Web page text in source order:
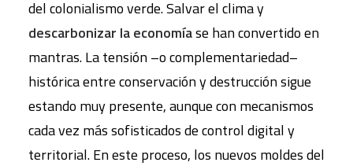
del colonialismo verde. Salvar el clima y
descarbonizar la economíase han convertido en
mantras. La tensión –o complementariedad–
histórica entre conservación y destrucción sigue
estando muy presente, aunque con mecanismos
cada vez más sofisticados de control digital y
territorial. En este proceso, los nuevos moldes del